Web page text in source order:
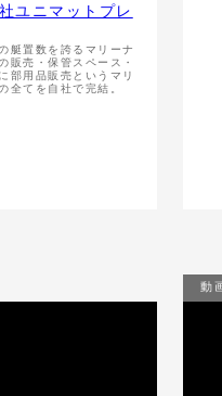
ユニマットプレ
艇置数を誇るマリーナ
販売・保管スペース・
部用品販売というマリ
全てを自社で完結。
動